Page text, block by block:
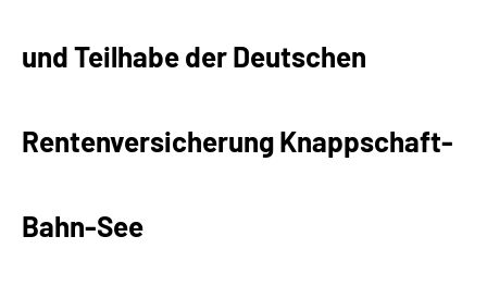
Experten
Suche
und Teilhabe der Deutschen
Rentenversicherung Knappschaft-
Bahn-See